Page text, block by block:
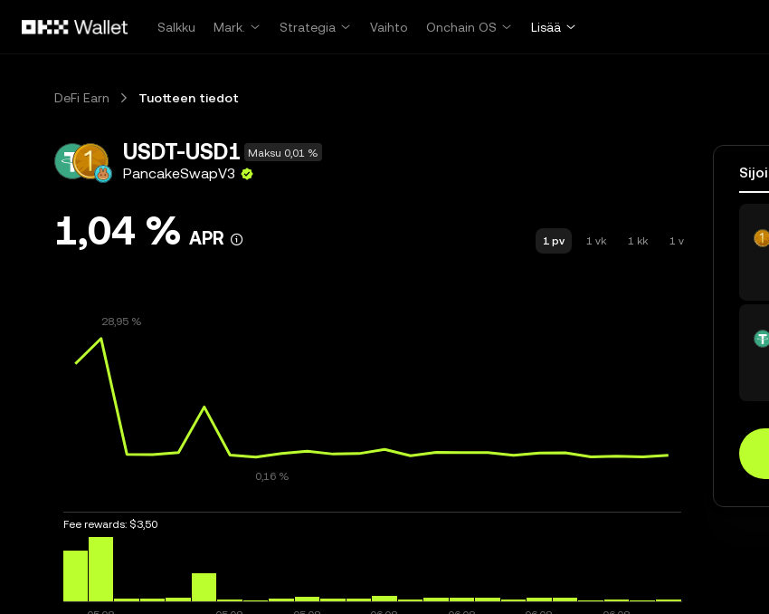
Salkku
Mark. Strategia Vaihto Onchain OS Lisää
DeFi Earn Tuotteen tiedot
USDT-USD1 Maksu 0,01 %
PancakeSwapV3
1,04 % APR 1 pv 1 vk 1 kk 1 v
Fee rewards: $3,50